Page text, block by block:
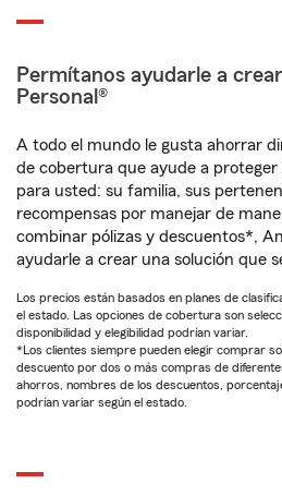
Permítanos ayudarle a
Personal®
A todo el mundo le gusta ahorrar
de cobertura que ayude a
para usted: su familia, sus
recompensas por manejar de
combinar pólizas y descuentos*,
ayudarle a crear una solución que
Los precios están basados en planes de
el estado. Las opciones de cobertura son
disponibilidad y elegibilidad podrían variar.
*Los clientes siempre pueden elegir comprar
descuento por dos o más compras de
ahorros, nombres de los descuentos,
podrían variar según el estado.